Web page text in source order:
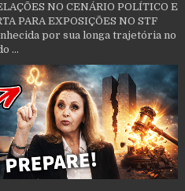
NO CENÁRIO POLÍTICO E
PARA EXPOSIÇÕES NO STF
por sua longa trajetória no
...